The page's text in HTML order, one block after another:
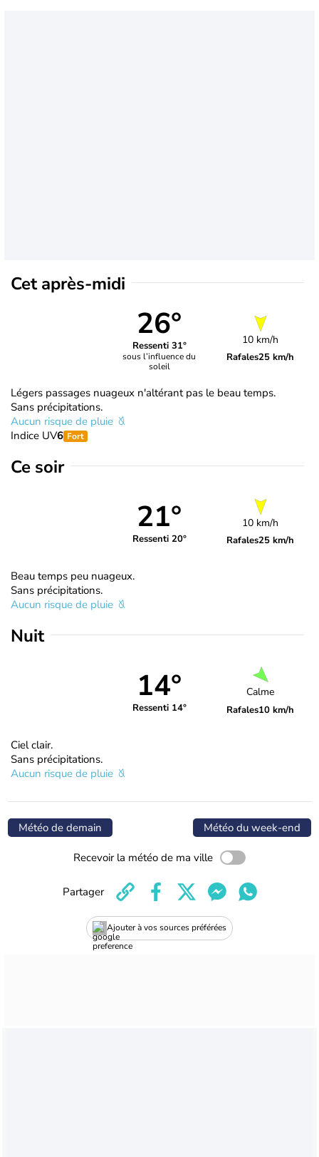
Cet après-midi
26°
Ressenti 31°
sous l’influence du
soleil
10 km/h
Rafales25 km/h
Légers passages nuageux n'altérant pas le beau temps.
Sans précipitations.
Aucun risque de pluie
Indice UV6 Fort
Ce soir
21°
Ressenti 20°
10 km/h
Rafales25 km/h
Beau temps peu nuageux.
Sans précipitations.
Aucun risque de pluie
Nuit
14°
Ressenti 14°
Calme
Rafales10 km/h
Ciel clair.
Sans précipitations.
Aucun risque de pluie
Météo de demain Météo du week-end
Recevoir la météo de ma ville
Ajouter à vos sources préférées
Partager